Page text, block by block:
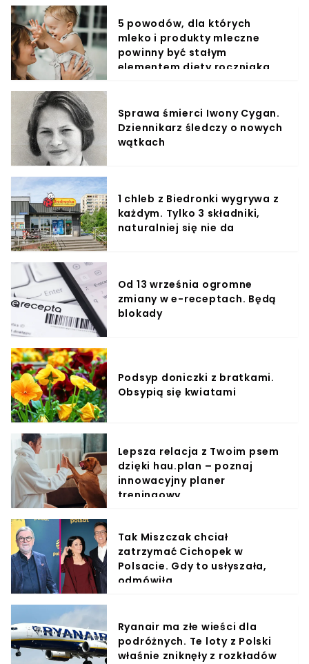
5 powodów, dla których
mleko i produkty mleczne
powinny być stałym
elementem diety roczniaka
Sprawa śmierci Iwony Cygan.
Dziennikarz śledczy o nowych
wątkach
1 chleb z Biedronki wygrywa z
każdym. Tylko 3 składniki,
naturalniej się nie da
Od 13 września ogromne
zmiany w e-receptach. Będą
blokady
Podsyp doniczki z bratkami.
Obsypią się kwiatami
Lepsza relacja z Twoim psem
dzięki hau.plan – poznaj
innowacyjny planer
treningowy
Tak Miszczak chciał
zatrzymać Cichopek w
Polsacie. Gdy to usłyszała,
odmówiła
Ryanair ma złe wieści dla
podróżnych. Te loty z Polski
właśnie zniknęły z rozkładów